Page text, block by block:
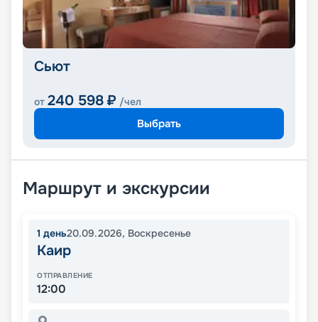
Сьют
от 240 598 ₽ /чел
Выбрать
Маршрут и экскурсии
1 день20.09.2026, Воскресенье
Каир
ОТПРАВЛЕНИЕ
12:00